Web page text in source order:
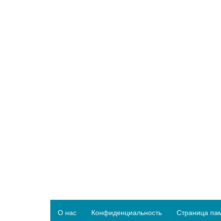
О нас Конфиденциальность Страница